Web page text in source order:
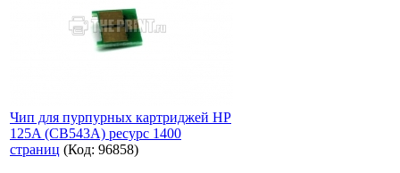
Чип для пурпурных картриджей HP
125A (CB543A) ресурс 1400
страниц (Код: 96858)